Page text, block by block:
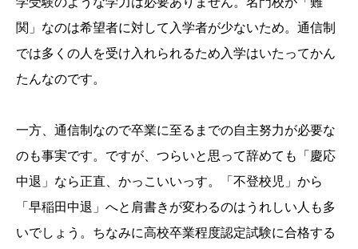
関」なのは希望者に対して入学者が少ないため。通信制
では多くの人を受け入れられるため入学はいたってかん
たんなのです。
一方、通信制なので卒業に至るまでの自主努力が必要な
のも事実です。ですが、つらいと思って辞めても「慶応
中退」なら正直、かっこいいっす。「不登校児」から
「早稲田中退」へと肩書きが変わるのはうれしい人も多
いでしょう。ちなみに高校卒業程度認定試験に合格する